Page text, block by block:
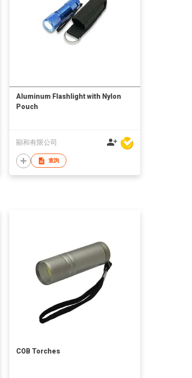
Aluminum Flashlight with Nylon
Pouch
顯和有限公司
查詢
COB Torches